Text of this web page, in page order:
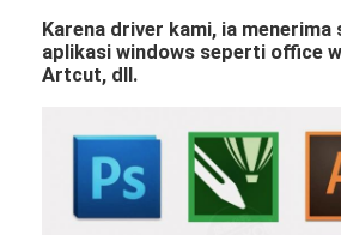
Karena driver kami, ia menerima
aplikasi windows seperti office
Artcut, dll.